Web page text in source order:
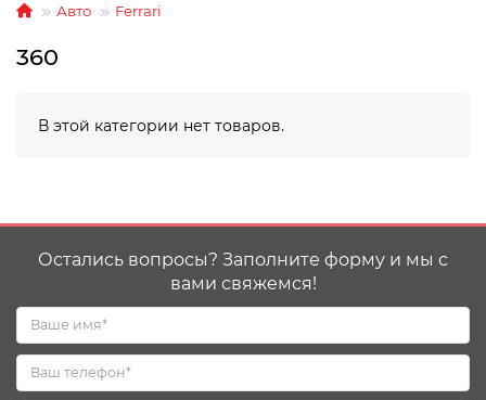
Авто Ferrari
360
В этой категории нет товаров.
Остались вопросы? Заполните форму и мы с
вами свяжемся!